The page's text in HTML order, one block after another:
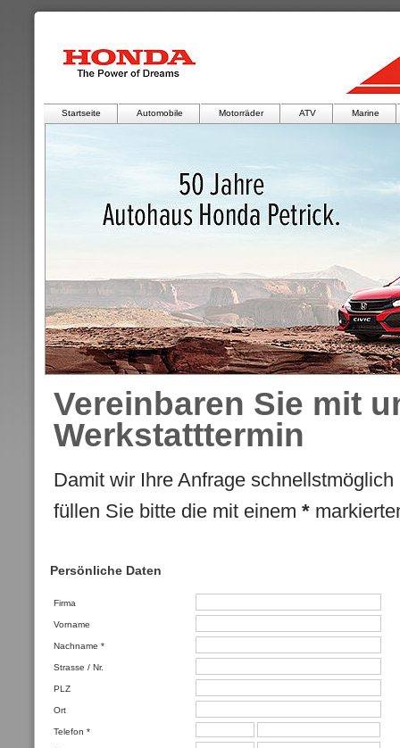
Startseite Automobile Motorräder ATV Marine
Vereinbaren Sie mit
Werkstatttermin
Damit wir Ihre Anfrage
füllen Sie bitte die mit einem *
Persönliche Daten
Firma
Vorname
Nachname *
Strasse / Nr.
PLZ
Ort
Telefon *